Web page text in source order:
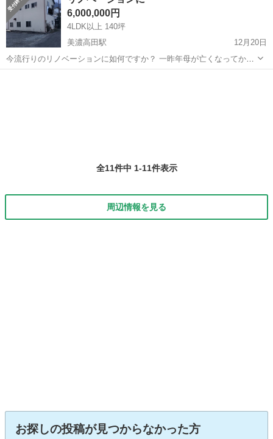
８－６...
物件
6,000,000円
4LDK以上 140坪
美濃高田駅
12月20日
今流行りのリノベーションに如何ですか？ 一昨年母が亡くなってから
空き家状態です。 訳あって写真は外観のみですが 連絡頂いた方には、
全11件中 1-11件表示
周辺情報を見る
お探しの投稿が見つからなかった方